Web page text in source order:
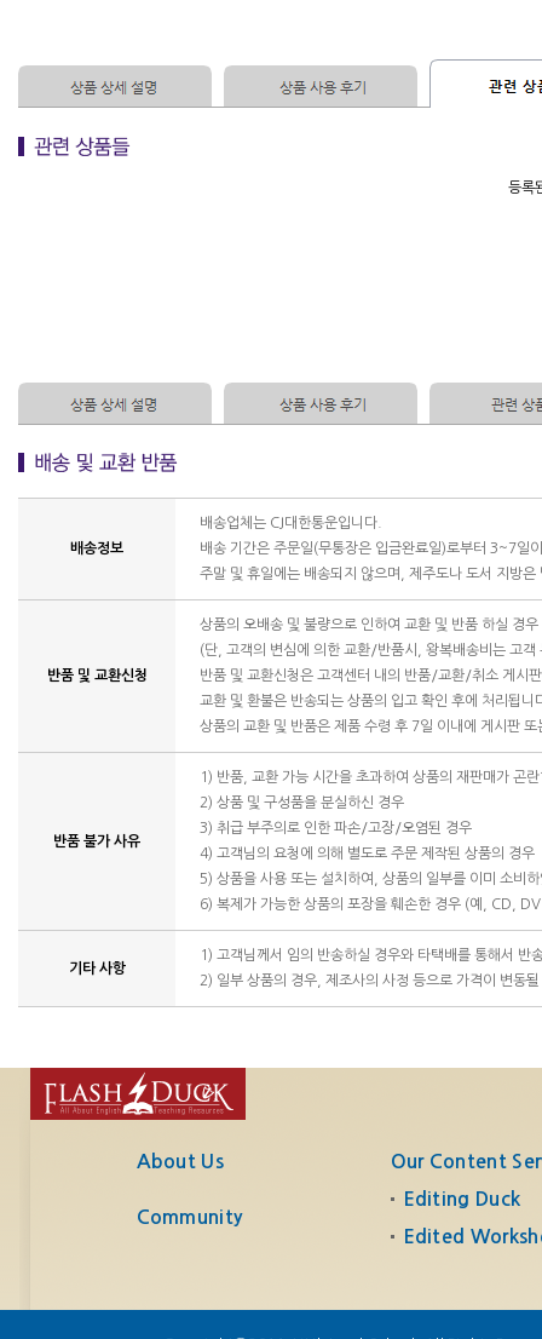
등록
배송정보
배송업체는 CJ대한통운입니다.
배송 기간은 주문일(무통장은 입금완료일)로부터 3~7일
주말 및 휴일에는 배송되지 않으며, 제주도나 도서 지방은
반품 및 교환신청
상품의 오배송 및 불량으로 인하여 교환 및 반품 하실 경
(단, 고객의 변심에 의한 교환/반품시, 왕복배송비는 고객
반품 및 교환신청은 고객센터 내의 반품/교환/취소 게시
교환 및 환불은 반송되는 상품의 입고 확인 후에 처리됩니
상품의 교환 및 반품은 제품 수령 후 7일 이내에 게시판
반품 불가 사유
1) 반품, 교환 가능 시간을 초과하여 상품의 재판매가 곤
2) 상품 및 구성품을 분실하신 경우
3) 취급 부주의로 인한 파손/고장/오염된 경우
4) 고객님의 요청에 의해 별도로 주문 제작된 상품의 경우
5) 상품을 사용 또는 설치하여, 상품의 일부를 이미 소비
6) 복제가 가능한 상품의 포장을 훼손한 경우 (예, CD,
기타 사항
1) 고객님께서 임의 반송하실 경우와 타택배를 통해서
2) 일부 상품의 경우, 제조사의 사정 등으로 가격이 변동
About Us
Community
Our Content
Editing Duck
Edited